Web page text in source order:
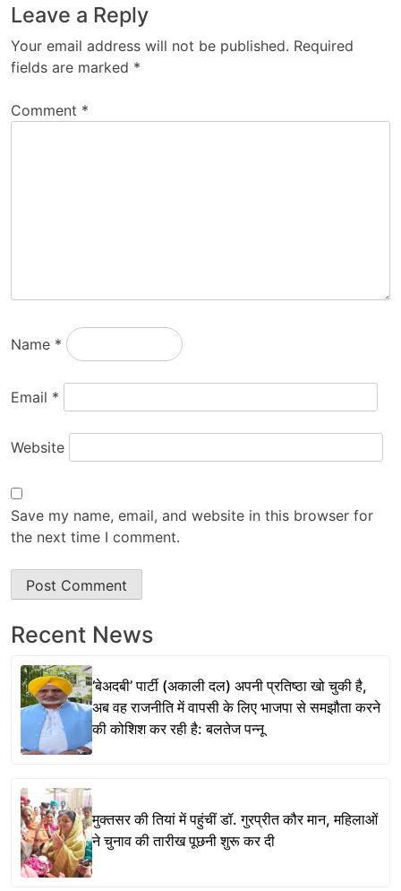
Leave a Reply
Your email address will not be published. Required
fields are marked *
Comment *
Name *
Email *
Website
Save my name, email, and website in this browser for
the next time I comment.
Recent News
‘बेअदबी’ पार्टी (अकाली दल) अपनी प्रतिष्ठा खो चुकी है,
अब वह राजनीति में वापसी के लिए भाजपा से समझौता करने
की कोशिश कर रही है: बलतेज पन्नू
मुक्तसर की तियां में पहुंचीं डॉ. गुरप्रीत कौर मान, महिलाओं
ने चुनाव की तारीख पूछनी शुरू कर दी